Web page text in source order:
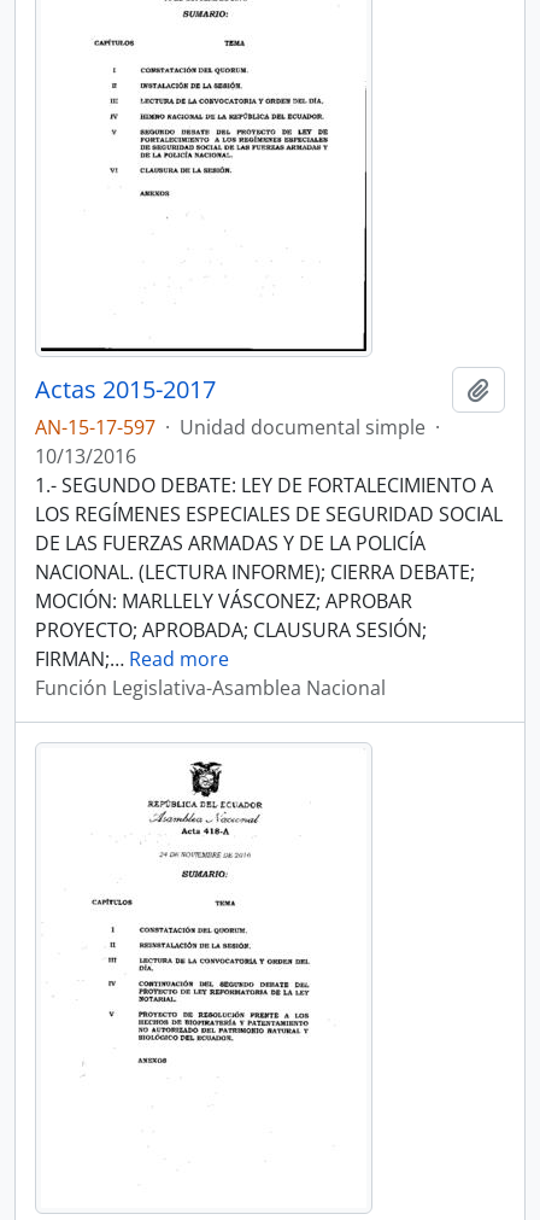
Actas 2015-2017
AN-15-17-597 · Unidad documental simple ·
10/13/2016
1.- SEGUNDO DEBATE: LEY DE FORTALECIMIENTO A
LOS REGÍMENES ESPECIALES DE SEGURIDAD SOCIAL
DE LAS FUERZAS ARMADAS Y DE LA POLICÍA
NACIONAL. (LECTURA INFORME); CIERRA DEBATE;
MOCIÓN: MARLLELY VÁSCONEZ; APROBAR
PROYECTO; APROBADA; CLAUSURA SESIÓN;
FIRMAN;… Read more
Función Legislativa-Asamblea Nacional